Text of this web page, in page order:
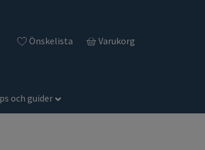
Önskelista Varukorg
och guider